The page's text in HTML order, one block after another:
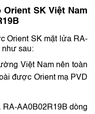
SK Việt Nam
Orient SK mặt lửa RA-
như sau:
Việt Nam nên toàn
được Orient mạ PVD
RA-AA0B02R19B dòng